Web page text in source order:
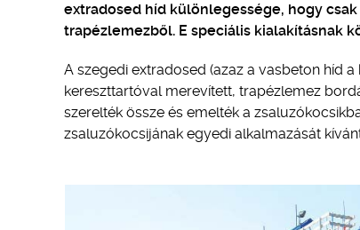
extradosed híd különlegessége, hogy
trapézlemezből. E speciális kialakításnak
A szegedi extradosed (azaz a vasbeton híd
kereszttartóval merevített, trapézlemez
szerelték össze és emelték a
zsaluzókocsijának egyedi alkalmazását